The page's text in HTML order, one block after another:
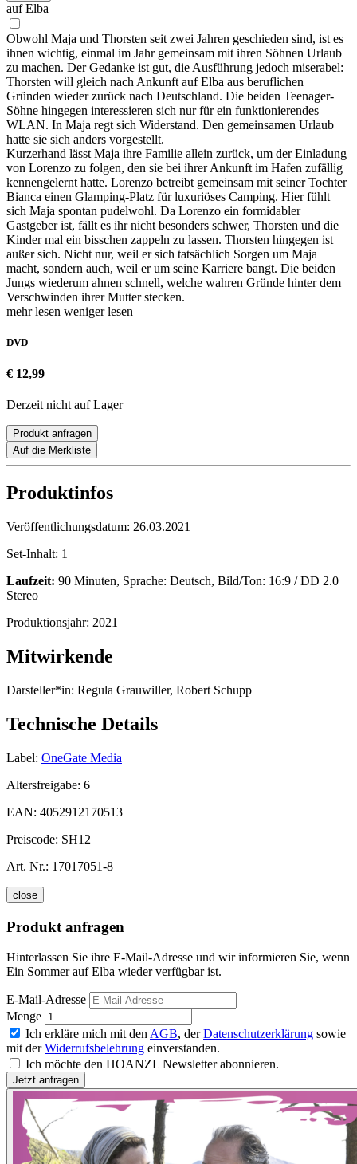
auf Elba
Obwohl Maja und Thorsten seit zwei Jahren geschieden sind, ist es
ihnen wichtig, einmal im Jahr gemeinsam mit ihren Söhnen Urlaub
zu machen. Der Gedanke ist gut, die Ausführung jedoch miserabel:
Thorsten will gleich nach Ankunft auf Elba aus beruflichen
Gründen wieder zurück nach Deutschland. Die beiden Teenager-
Söhne hingegen interessieren sich nur für ein funktionierendes
WLAN. In Maja regt sich Widerstand. Den gemeinsamen Urlaub
hatte sie sich anders vorgestellt.
Kurzerhand lässt Maja ihre Familie allein zurück, um der Einladung
von Lorenzo zu folgen, den sie bei ihrer Ankunft im Hafen zufällig
kennengelernt hatte. Lorenzo betreibt gemeinsam mit seiner Tochter
Bianca einen Glamping-Platz für luxuriöses Camping. Hier fühlt
sich Maja spontan pudelwohl. Da Lorenzo ein formidabler
Gastgeber ist, fällt es ihr nicht besonders schwer, Thorsten und die
Kinder mal ein bisschen zappeln zu lassen. Thorsten hingegen ist
außer sich. Nicht nur, weil er sich tatsächlich Sorgen um Maja
macht, sondern auch, weil er um seine Karriere bangt. Die beiden
Jungs wiederum ahnen schnell, welche wahren Gründe hinter dem
Verschwinden ihrer Mutter stecken.
mehr lesen weniger lesen
DVD
€ 12,99
Derzeit nicht auf Lager
Produkt anfragen
Auf die Merkliste
Produktinfos
Veröffentlichungsdatum: 26.03.2021
Set-Inhalt: 1
Laufzeit: 90 Minuten, Sprache: Deutsch, Bild/Ton: 16:9 / DD 2.0
Stereo
Produktionsjahr: 2021
Mitwirkende
Darsteller*in: Regula Grauwiller, Robert Schupp
Technische Details
Label: OneGate Media
Altersfreigabe: 6
EAN: 4052912170513
Preiscode: SH12
Art. Nr.: 17017051-8
close
Produkt anfragen
Hinterlassen Sie ihre E-Mail-Adresse und wir informieren Sie, wenn
Ein Sommer auf Elba wieder verfügbar ist.
E-Mail-Adresse
Menge
Ich erkläre mich mit den AGB, derDatenschutzerklärung sowie
mit derWiderrufsbelehrung einverstanden.
Ich möchte den HOANZL Newsletter abonnieren.